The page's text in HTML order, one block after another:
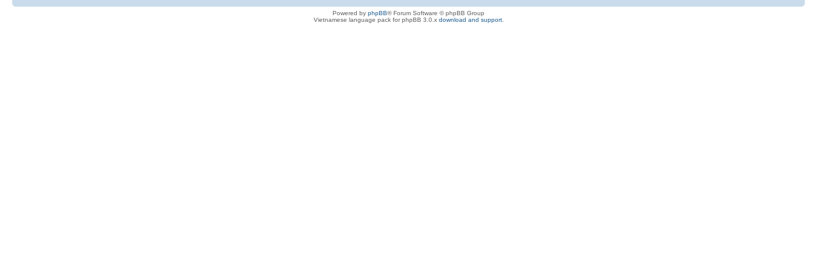
Powered by phpBB® Forum Software © phpBB Group
Vietnamese language pack for phpBB 3.0.x download and support.